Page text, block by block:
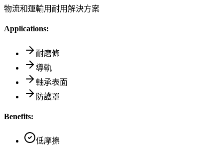
物流和運輸用耐用解決方案
Applications:
耐磨條
導軌
軸承表面
防護罩
Benefits:
低摩擦